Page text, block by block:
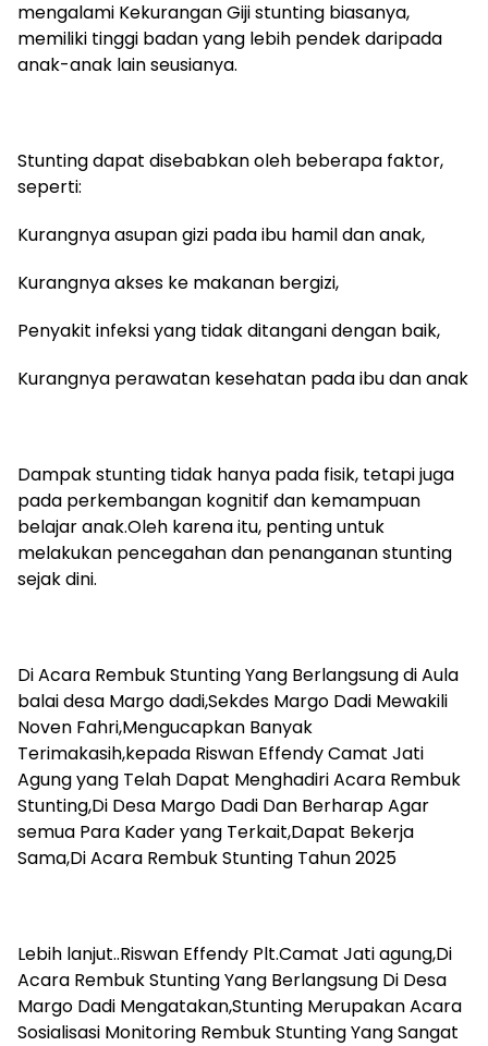
mengalami Kekurangan Giji stunting biasanya,
memiliki tinggi badan yang lebih pendek daripada
anak-anak lain seusianya.
Stunting dapat disebabkan oleh beberapa faktor,
seperti:
Kurangnya asupan gizi pada ibu hamil dan anak,
Kurangnya akses ke makanan bergizi,
Penyakit infeksi yang tidak ditangani dengan baik,
Kurangnya perawatan kesehatan pada ibu dan anak
Dampak stunting tidak hanya pada fisik, tetapi juga
pada perkembangan kognitif dan kemampuan
belajar anak.Oleh karena itu, penting untuk
melakukan pencegahan dan penanganan stunting
sejak dini.
Di Acara Rembuk Stunting Yang Berlangsung di Aula
balai desa Margo dadi,Sekdes Margo Dadi Mewakili
Noven Fahri,Mengucapkan Banyak
Terimakasih,kepada Riswan Effendy Camat Jati
Agung yang Telah Dapat Menghadiri Acara Rembuk
Stunting,Di Desa Margo Dadi Dan Berharap Agar
semua Para Kader yang Terkait,Dapat Bekerja
Sama,Di Acara Rembuk Stunting Tahun 2025
Lebih lanjut..Riswan Effendy Plt.Camat Jati agung,Di
Acara Rembuk Stunting Yang Berlangsung Di Desa
Margo Dadi Mengatakan,Stunting Merupakan Acara
Sosialisasi Monitoring Rembuk Stunting Yang Sangat